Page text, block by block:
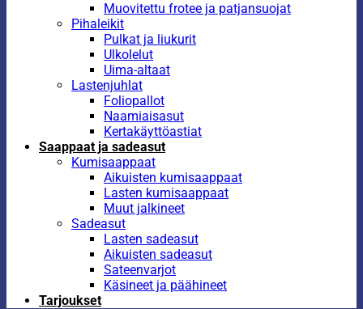
Muovitettu frotee ja patjansuojat
Pihaleikit
Pulkat ja liukurit
Ulkolelut
Uima-altaat
Lastenjuhlat
Foliopallot
Naamiaisasut
Kertakäyttöastiat
Saappaat ja sadeasut
Kumisaappaat
Aikuisten kumisaappaat
Lasten kumisaappaat
Muut jalkineet
Sadeasut
Lasten sadeasut
Aikuisten sadeasut
Sateenvarjot
Käsineet ja päähineet
Tarjoukset